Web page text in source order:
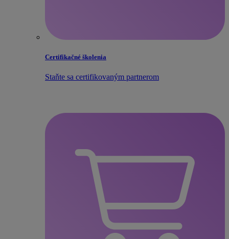
Certifikačné školenia
Staňte sa certifikovaným partnerom